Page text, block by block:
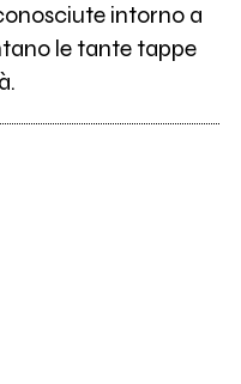
intorno a
le tante tappe